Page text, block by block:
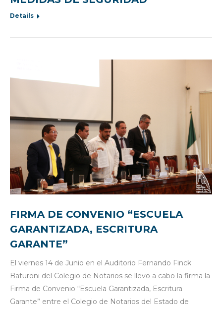
Details
FIRMA DE CONVENIO “ESCUELA
GARANTIZADA, ESCRITURA
GARANTE”
El viernes 14 de Junio en el Auditorio Fernando Finck
Baturoni del Colegio de Notarios se llevo a cabo la firma la
Firma de Convenio “Escuela Garantizada, Escritura
Garante” entre el Colegio de Notarios del Estado de